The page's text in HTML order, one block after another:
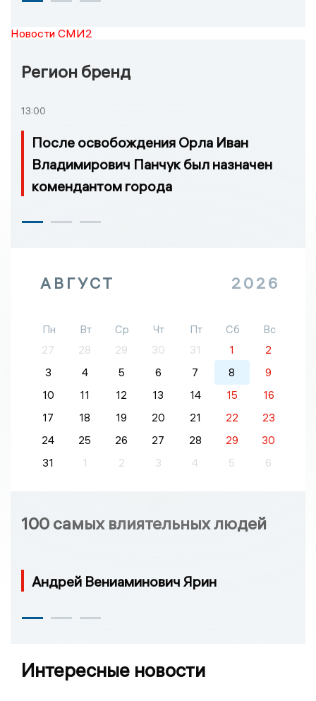
Новости СМИ2
Регион бренд
13:00
После освобождения Орла Иван
Владимирович Панчук был назначен
комендантом города
АВГУСТ 2026
Пн Вт Ср Чт Пт Сб
Вс
27
28 29 30 31 1
2
3
4 5 6 7 8
9
10
11 12 13 14 15
16
17
18 19 20 21 22
23
24
25 26 27 28 29
30
31
1 2 3 4 5 6
100 самых влиятельных людей
Андрей Вениаминович Ярин
Интересные новости